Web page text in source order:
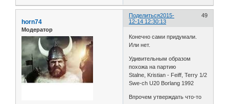
Поделиться 49
2015-
12-14 12:30:13
horn74
Модератор
Конечно сами придумали.
Или нет.
Удивительным образом
похожа на партию
Stalne, Kristian - Feiff, Terry 1/2
Swe-ch U20 Borlang 1992
Впрочем утверждать что-то